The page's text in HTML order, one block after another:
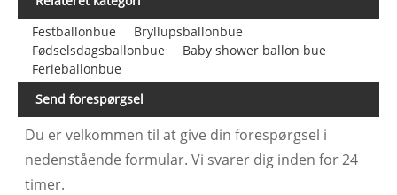
Festballonbue
Bryllupsballonbue
Fødselsdagsballonbue
Baby shower ballon bue
Ferieballonbue
Send forespørgsel
Du er velkommen til at give din forespørgsel i
nedenstående formular. Vi svarer dig inden for 24
timer.